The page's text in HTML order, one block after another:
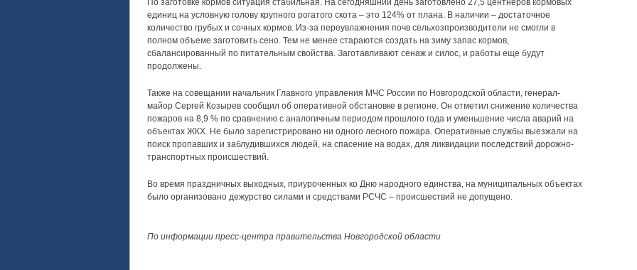
По заготовке кормов ситуация стабильная. На сегодняшний день заготовлено 27,5 центнеров кормовых
единиц на условную голову крупного рогатого скота – это 124% от плана. В наличии – достаточное
количество грубых и сочных кормов. Из-за переувлажнения почв сельхозпроизводители не смогли в
полном объеме заготовить сено. Тем не менее стараются создать на зиму запас кормов,
сбалансированный по питательным свойства. Заготавливают сенаж и силос, и работы еще будут
продолжены.
Также на совещании начальник Главного управления МЧС России по Новгородской области, генерал-
майор Сергей Козырев сообщил об оперативной обстановке в регионе. Он отметил снижение количества
пожаров на 8,9 % по сравнению с аналогичным периодом прошлого года и уменьшение числа аварий на
объектах ЖКХ. Не было зарегистрировано ни одного лесного пожара. Оперативные службы выезжали на
поиск пропавших и заблудившихся людей, на спасение на водах, для ликвидации последствий дорожно-
транспортных происшествий.
Во время праздничных выходных, приуроченных ко Дню народного единства, на муниципальных объектах
было организовано дежурство силами и средствами РСЧС – происшествий не допущено.
По информации пресс-центра правительства Новгородской области